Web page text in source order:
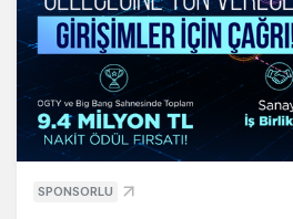
SPONSORLU